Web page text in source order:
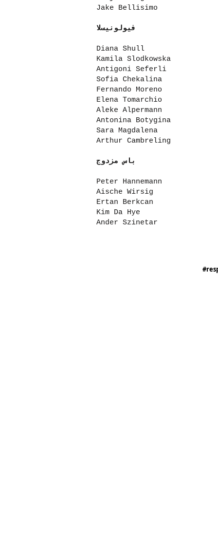
Jake Bellisimo
فيولونيسلا
Diana Shull
Kamila Slodkowska
Antigoni Seferli
Sofia Chekalina
Fernando Moreno
Elena Tomarchio
Aleke Alpermann
Antonina Botygina
Sara Magdalena
Arthur Cambreling
باس مزدوج
Peter Hannemann
Aische Wirsig
Ertan Berkcan
Kim Da Hye
Ander Szinetar